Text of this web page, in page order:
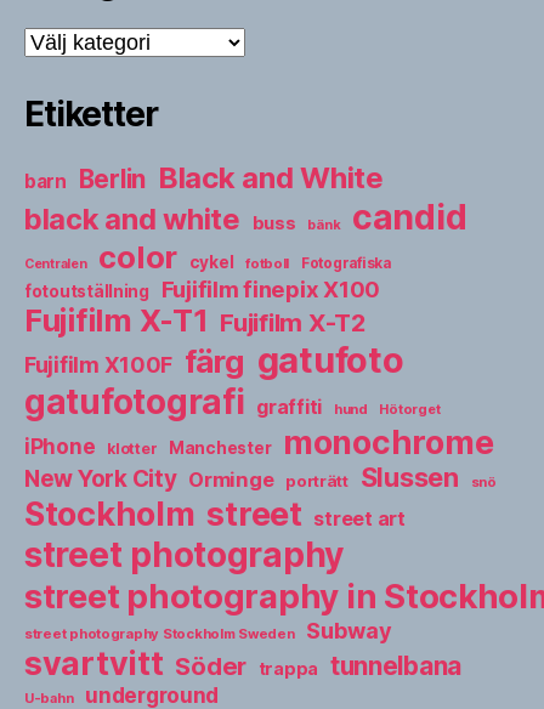
Kategorier
Etiketter
barn Berlin Black and White
black and white
buss bänk candid
Centralen color cykel fotboll Fotografiska
fotoutställning Fujifilm finepix X100
Fujifilm X-T1 Fujifilm X-T2
Fujifilm X100F färg gatufoto
gatufotografi graffiti hund Hötorget
iPhone klotter Manchester monochrome
New York City Orminge porträtt Slussen snö
Stockholm street street art
street photography
street photography in
street photography Stockholm Sweden Subway
svartvitt Söder trappa tunnelbana
U-bahn underground